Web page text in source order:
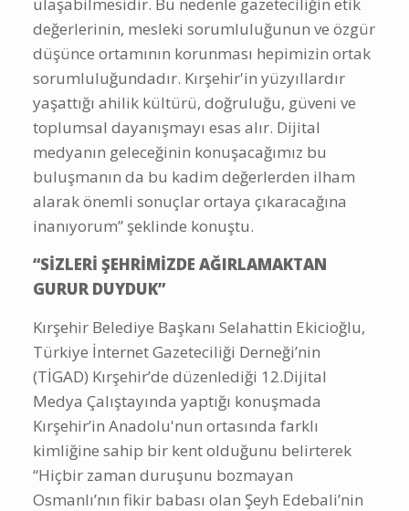
değerlerinin, mesleki sorumluluğunun ve özgür
düşünce ortamının korunması hepimizin ortak
sorumluluğundadır. Kırşehir'in yüzyıllardır
yaşattığı ahilik kültürü, doğruluğu, güveni ve
toplumsal dayanışmayı esas alır. Dijital
medyanın geleceğinin konuşacağımız bu
buluşmanın da bu kadim değerlerden ilham
alarak önemli sonuçlar ortaya çıkaracağına
inanıyorum” şeklinde konuştu.
“SİZLERİ ŞEHRİMİZDE AĞIRLAMAKTAN
GURUR DUYDUK”
Kırşehir Belediye Başkanı Selahattin Ekicioğlu,
Türkiye İnternet Gazeteciliği Derneği’nin
(TİGAD) Kırşehir’de düzenlediği 12.Dijital
Medya Çalıştayında yaptığı konuşmada
Kırşehir’in Anadolu'nun ortasında farklı
kimliğine sahip bir kent olduğunu belirterek
“Hiçbir zaman duruşunu bozmayan
Osmanlı’nın fikir babası olan Şeyh Edebali’nin